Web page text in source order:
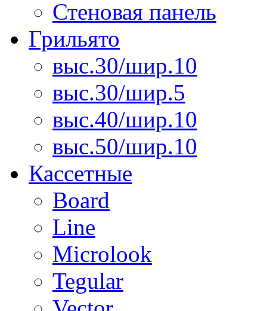
Стеновая панель
Грильято
выс.30/шир.10
выс.30/шир.5
выс.40/шир.10
выс.50/шир.10
Кассетные
Board
Line
Microlook
Tegular